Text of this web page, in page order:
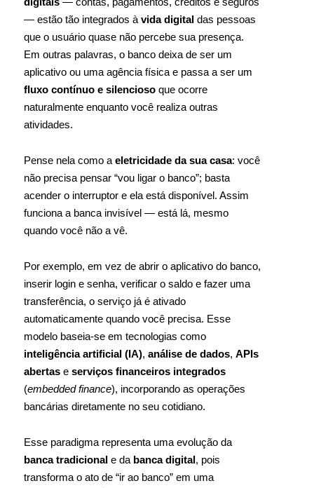
— estão tão integrados à vida digital das pessoas
que o usuário quase não percebe sua presença.
Em outras palavras, o banco deixa de ser um
aplicativo ou uma agência física e passa a ser um
fluxo contínuo e silencioso que ocorre
naturalmente enquanto você realiza outras
atividades.
Pense nela como a eletricidade da sua casa: você
não precisa pensar “vou ligar o banco”; basta
acender o interruptor e ela está disponível. Assim
funciona a banca invisível — está lá, mesmo
quando você não a vê.
Por exemplo, em vez de abrir o aplicativo do banco,
inserir login e senha, verificar o saldo e fazer uma
transferência, o serviço já é ativado
automaticamente quando você precisa. Esse
modelo baseia-se em tecnologias como
inteligência artificial (IA), análise de dados, APIs
abertas e serviços financeiros integrados
(embedded finance), incorporando as operações
bancárias diretamente no seu cotidiano.
Esse paradigma representa uma evolução da
banca tradicional e da banca digital, pois
transforma o ato de “ir ao banco” em uma